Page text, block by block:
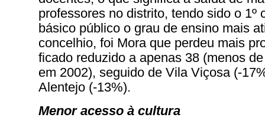
professores no distrito, tendo sido o 1º
básico público o grau de ensino mais
concelhio, foi Mora que perdeu mais
ficado reduzido a apenas 38 (menos
em 2002), seguido de Vila Viçosa (-
Alentejo (-13%).
Menor acesso à cultura